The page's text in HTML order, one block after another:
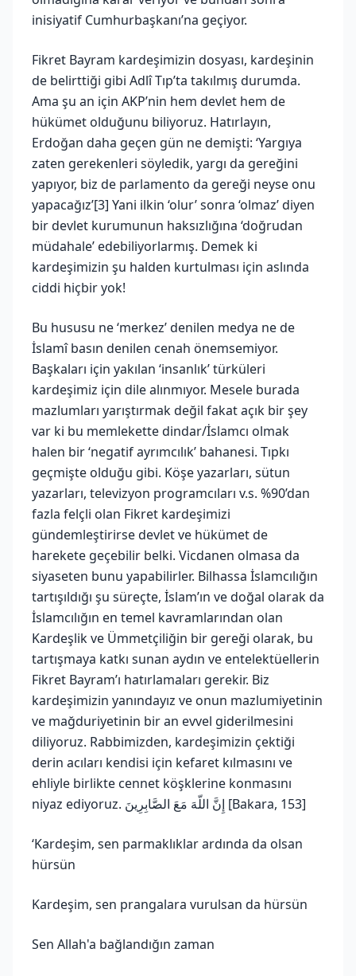
inisiyatif Cumhurbaşkanı’na geçiyor.
Fikret Bayram kardeşimizin dosyası, kardeşinin
de belirttiği gibi Adlî Tıp’ta takılmış durumda.
Ama şu an için AKP’nin hem devlet hem de
hükümet olduğunu biliyoruz. Hatırlayın,
Erdoğan daha geçen gün ne demişti: ‘Yargıya
zaten gerekenleri söyledik, yargı da gereğini
yapıyor, biz de parlamento da gereği neyse onu
yapacağız’[3] Yani ilkin ‘olur’ sonra ‘olmaz’ diyen
bir devlet kurumunun haksızlığına ‘doğrudan
müdahale’ edebiliyorlarmış. Demek ki
kardeşimizin şu halden kurtulması için aslında
ciddi hiçbir yok!
Bu hususu ne ‘merkez’ denilen medya ne de
İslamî basın denilen cenah önemsemiyor.
Başkaları için yakılan ‘insanlık’ türküleri
kardeşimiz için dile alınmıyor. Mesele burada
mazlumları yarıştırmak değil fakat açık bir şey
var ki bu memlekette dindar/İslamcı olmak
halen bir ‘negatif ayrımcılık’ bahanesi. Tıpkı
geçmişte olduğu gibi. Köşe yazarları, sütun
yazarları, televizyon programcıları v.s. %90’dan
fazla felçli olan Fikret kardeşimizi
gündemleştirirse devlet ve hükümet de
harekete geçebilir belki. Vicdanen olmasa da
siyaseten bunu yapabilirler. Bilhassa İslamcılığın
tartışıldığı şu süreçte, İslam’ın ve doğal olarak da
İslamcılığın en temel kavramlarından olan
Kardeşlik ve Ümmetçiliğin bir gereği olarak, bu
tartışmaya katkı sunan aydın ve entelektüellerin
Fikret Bayram’ı hatırlamaları gerekir. Biz
kardeşimizin yanındayız ve onun mazlumiyetinin
ve mağduriyetinin bir an evvel giderilmesini
diliyoruz. Rabbimizden, kardeşimizin çektiği
derin acıları kendisi için kefaret kılmasını ve
ehliyle birlikte cennet köşklerine konmasını
niyaz ediyoruz. إِنَّ اللّهَ مَعَ الصَّابِرِينَ [Bakara, 153]
‘Kardeşim, sen parmaklıklar ardında da olsan
hürsün
Kardeşim, sen prangalara vurulsan da hürsün
Sen Allah'a bağlandığın zaman